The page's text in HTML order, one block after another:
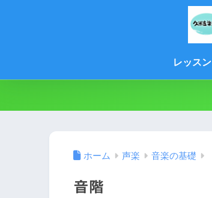
レッスン
ホーム 声楽 音楽の基礎
音階